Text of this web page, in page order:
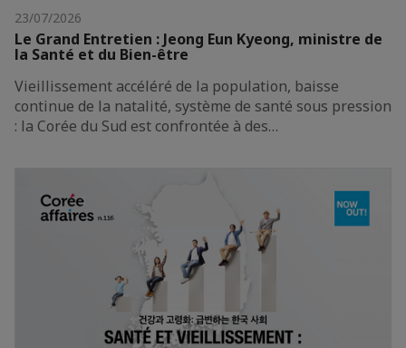
23/07/2026
Le Grand Entretien : Jeong Eun Kyeong, ministre de
la Santé et du Bien-être
Vieillissement accéléré de la population, baisse
continue de la natalité, système de santé sous pression
: la Corée du Sud est confrontée à des…